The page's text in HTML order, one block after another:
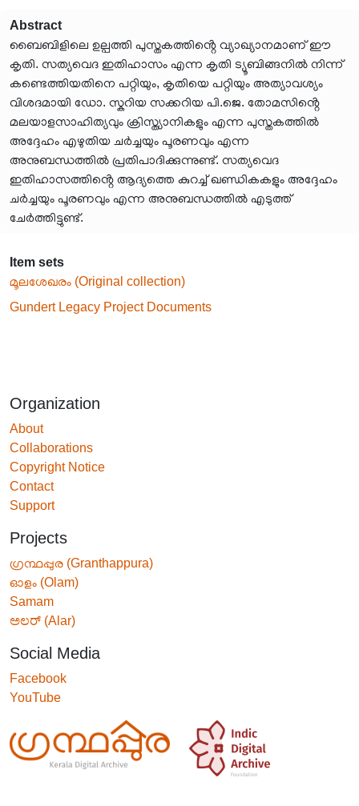
Abstract
ബൈബിളിലെ ഉല്പത്തി പുസ്തകത്തിൻ്റെ വ്യാഖ്യാനമാണ് ഈ
കൃതി. സത്യവെദ ഇതിഹാസം എന്ന കൃതി ട്യൂബിങ്ങനിൽ നിന്ന്
കണ്ടെത്തിയതിനെ പറ്റിയും, കൃതിയെ പറ്റിയും അത്യാവശ്യം
വിശദമായി ഡോ. സ്കറിയ സക്കറിയ പി.ജെ. തോമസിൻ്റെ
മലയാളസാഹിത്യവും ക്രിസ്ത്യാനികളും എന്ന പുസ്തകത്തിൽ
അദ്ദേഹം എഴുതിയ ചർച്ചയും പൂരണവും എന്ന
അനുബന്ധത്തിൽ പ്രതിപാദിക്കുന്നുണ്ട്. സത്യവെദ
ഇതിഹാസത്തിൻ്റെ ആദ്യത്തെ കുറച്ച് ഖണ്ഡികകളും അദ്ദേഹം
ചർച്ചയും പൂരണവും എന്ന അനുബന്ധത്തിൽ എടുത്ത്
ചേർത്തിട്ടുണ്ട്.
Item sets
മൂലശേഖരം (Original collection)
Gundert Legacy Project Documents
Organization
About
Collaborations
Copyright Notice
Contact
Support
Projects
ഗ്രന്ഥപ്പുര (Granthappura)
ഓളം (Olam)
Samam
ಅಲರ್ (Alar)
Social Media
Facebook
YouTube